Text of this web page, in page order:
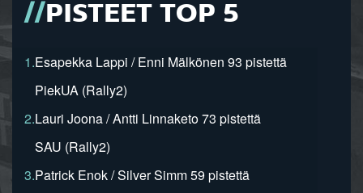
PISTEET TOP 5
1.Esapekka Lappi / Enni Mälkönen 93 pistettä
PiekUA (Rally2)
2.Lauri Joona / Antti Linnaketo 73 pistettä
SAU (Rally2)
3.Patrick Enok / Silver Simm 59 pistettä